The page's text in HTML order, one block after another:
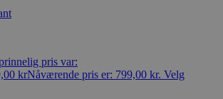
pris var:
krNåværende pris er: 799,00 kr. Velg